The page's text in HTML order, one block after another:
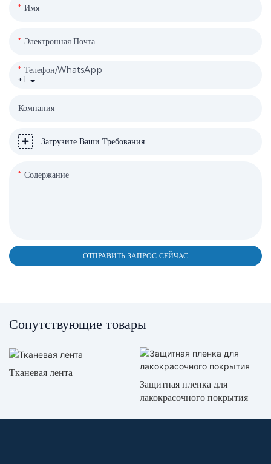
Имя
Электронная Почта
+1
Телефон/WhatsApp
Компания
Загрузите Ваши Требования
Содержание
ОТПРАВИТЬ ЗАПРОС СЕЙЧАС
Сопутствующие товары
Тканевая лента
Защитная пленка для
лакокрасочного покрытия